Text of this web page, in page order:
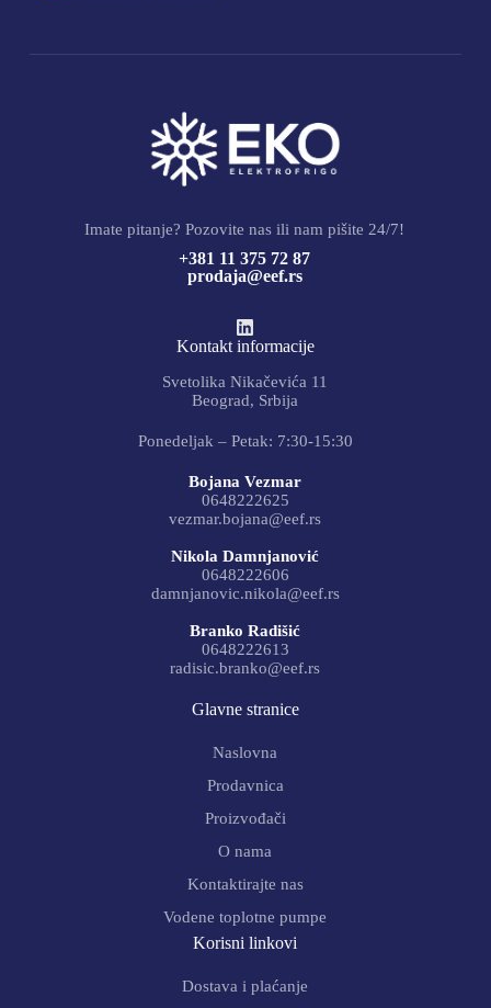
Imate pitanje? Pozovite nas ili nam pišite 24/7!
+381 11 375 72 87
prodaja@eef.rs
Kontakt informacije
Svetolika Nikačevića 11
Beograd, Srbija
Ponedeljak – Petak: 7:30-15:30
Bojana Vezmar
0648222625
vezmar.bojana@eef.rs
Nikola Damnjanović
0648222606
damnjanovic.nikola@eef.rs
Branko Radišić
0648222613
radisic.branko@eef.rs
Glavne stranice
Naslovna
Prodavnica
Proizvođači
O nama
Kontaktirajte nas
Vodene toplotne pumpe
Korisni linkovi
Dostava i plaćanje